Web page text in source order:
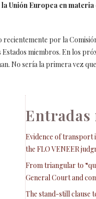
Unión Europea en
por la
miembros. En los
No sería la primera vez
Entradas
Evidence of transport
the FLO VENEER
From triangular to
General Court and
The stand-still clause